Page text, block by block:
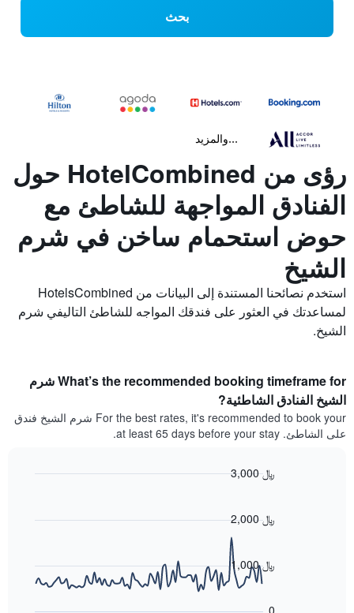
بحث
...والمزيد
رؤى من HotelCombined حول
الفنادق المواجهة للشاطئ مع
حوض استحمام ساخن في شرم
الشيخ
استخدم نصائحنا المستندة إلى البيانات من HotelsCombined
لمساعدتك في العثور على فندقك المواجه للشاطئ التاليفي شرم
الشيخ.
What’s the recommended booking timeframe for شرم
الشيخ الفنادق الشاطئية?
For the best rates, it's recommended to book your شرم الشيخ فندق
على الشاطئ. at least 65 days before your stay.
1,000 ﷼
2,000 ﷼
3,000 ﷼